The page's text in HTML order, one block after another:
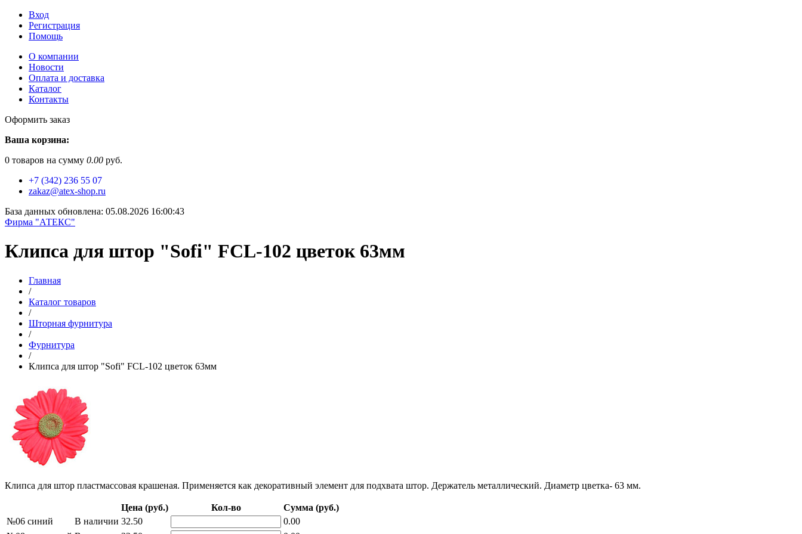
Вход
Регистрация
Помощь
О компании
Новости
Оплата и доставка
Каталог
Контакты
Оформить заказ
Ваша корзина:
0 товаров на сумму 0.00 руб.
+7 (342) 236 55 07
zakaz@atex-shop.ru
База данных обновлена: 05.08.2026 16:00:43
Фирма "АТЕКС"
Клипса для штор "Sofi" FCL-102 цветок 63мм
Главная
/
Каталог товаров
/
Шторная фурнитура
/
Фурнитура
/
Клипса для штор "Sofi" FCL-102 цветок 63мм
Клипса для штор пластмассовая крашеная. Применяется как декоративный элемент для подхвата штор. Держатель металлический. Диаметр цветка- 63 мм.
Цена (руб.) Кол-во
Сумма (руб.)
№06 синий
В наличии 32.50
0.00